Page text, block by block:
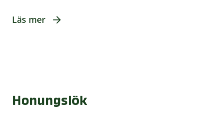
Läs mer
Honungslök